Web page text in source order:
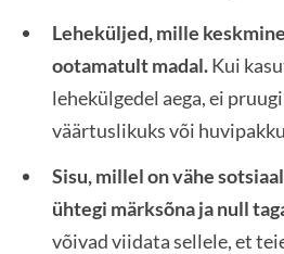
Leheküljed, mille
ootamatult madal.Kui
lehekülgedel aega, ei
väärtuslikuks või
Sisu, millel on vähe
ühtegi märksõna ja null
võivad viidata sellele, et